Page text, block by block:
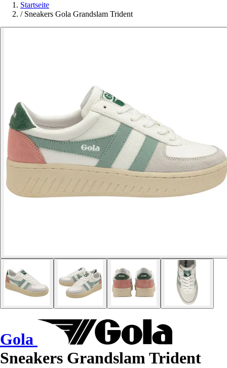
Startseite
/ Sneakers Gola Grandslam Trident
Gola
Sneakers Grandslam Trident